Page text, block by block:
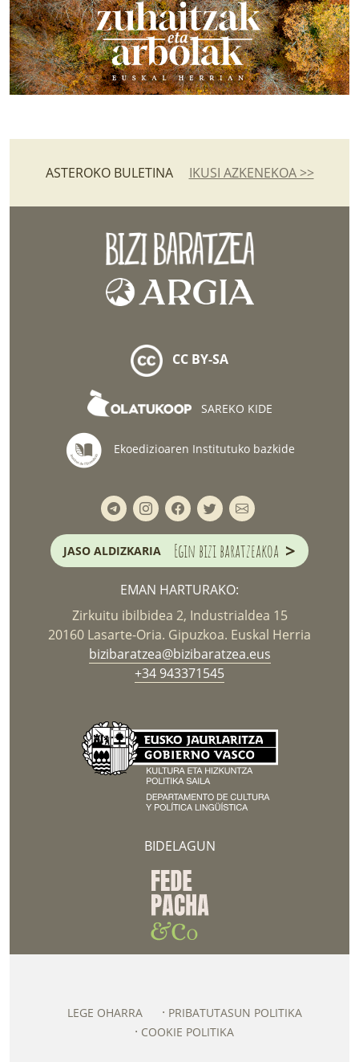
ASTEROKO BULETINA IKUSI AZKENEKOA >>
CC BY-SA
SAREKO KIDE
Ekoedizioaren Institutuko bazkide
JASO ALDIZKARIA Egin bizi baratzeakoa >
EMAN HARTURAKO:
Zirkuitu ibilbidea 2, Industrialdea 15
20160 Lasarte-Oria. Gipuzkoa. Euskal Herria
bizibaratzea@bizibaratzea.eus
+34 943371545
BIDELAGUN
LEGE OHARRA
PRIBATUTASUN POLITIKA
COOKIE POLITIKA